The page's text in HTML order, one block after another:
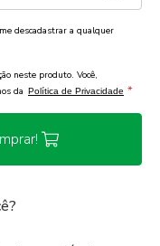
descadastrar a qualquer
neste produto. Você,
da Política de Privacidade *